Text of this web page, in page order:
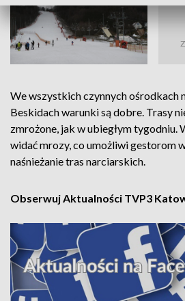
We wszystkich czynnych ośrodkach
Beskidach warunki są dobre. Trasy
zmrożone, jak w ubiegłym tygodniu.
widać mrozy, co umożliwi gestorom
naśnieżanie tras narciarskich.
Obserwuj Aktualności TVP3